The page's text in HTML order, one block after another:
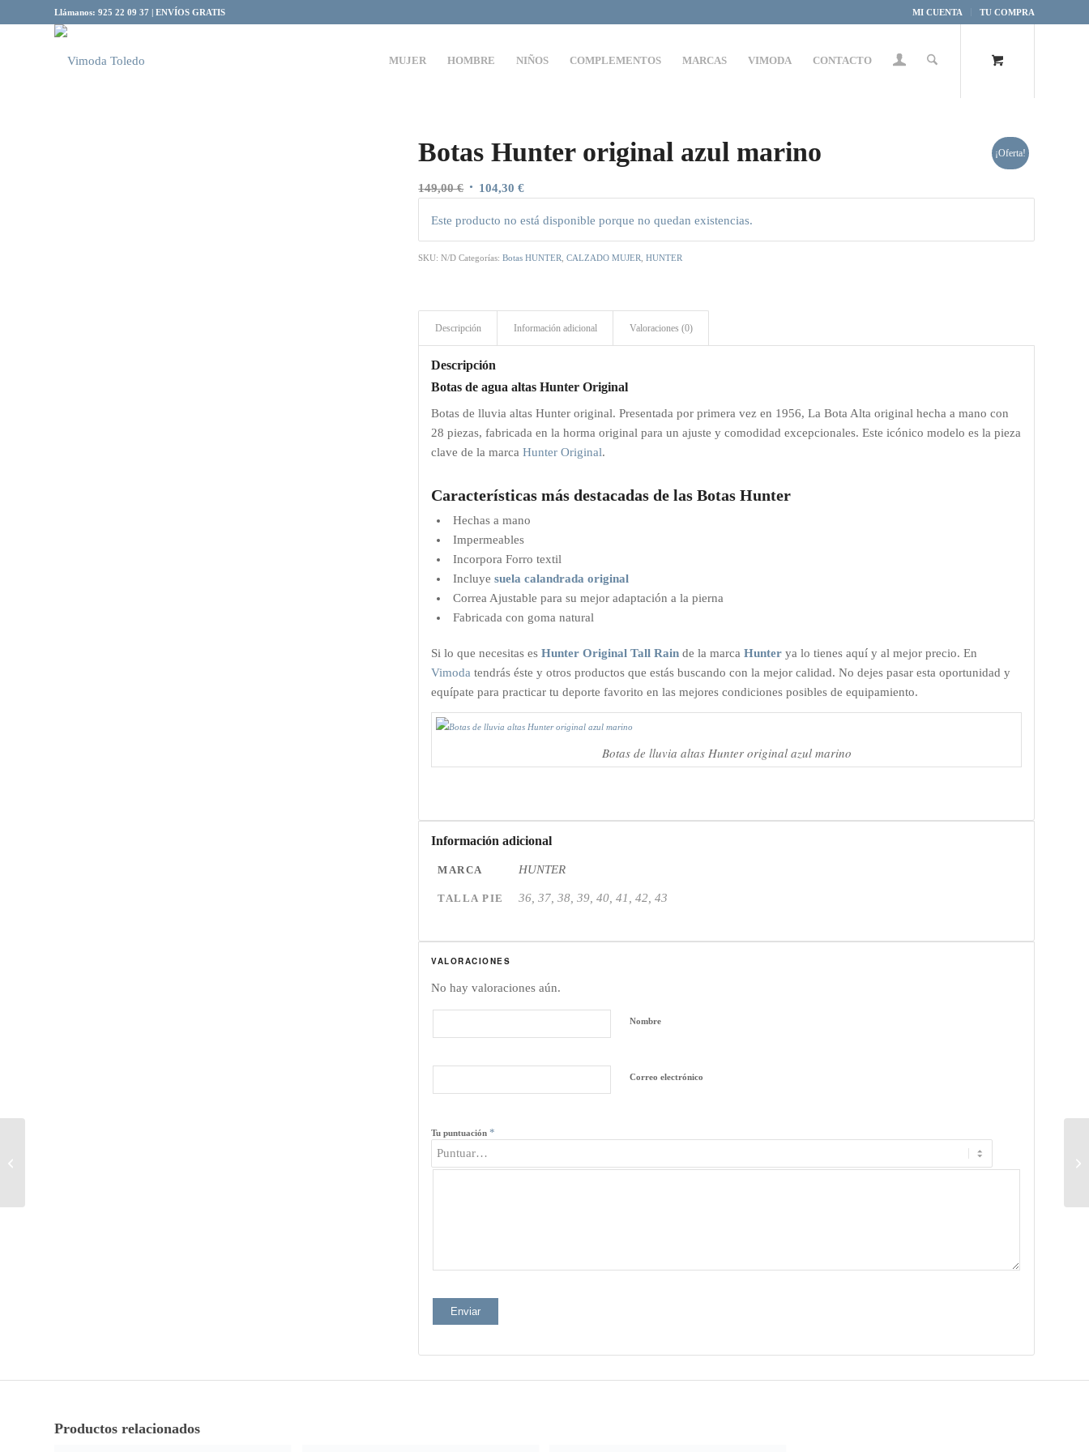
MI CUENTA TU COMPRA
Llámanos: 925 22 09 37 | ENVÍOS GRATIS
MUJER HOMBRE NIÑOS COMPLEMENTOS MARCAS VIMODA CONTACTO
¡Oferta!
Botas Hunter original azul marino
149,00€ El
original
era:
149,00 €.
104,30€El
actual
es:
104,30 €.
Este producto no está disponible porque no quedan existencias.
SKU:N/D Categorías:Botas HUNTER ,CALZADO MUJER ,HUNTER
Descripción Información adicional Valoraciones (0)
Descripción
Botas de agua altas Hunter Original
Botas de lluvia altas Hunter original. Presentada por primera vez en 1956, La Bota Alta original hecha a mano con
28 piezas, fabricada en la horma original para un ajuste y comodidad excepcionales. Este icónico modelo es la pieza
clave de la marcaHunter Original.
Características más destacadas de las Botas Hunter
Hechas a mano
Impermeables
Incorpora Forro textil
Incluyesuela calandrada original
Correa Ajustable para su mejor adaptación a la pierna
Fabricada con goma natural
Si lo que necesitas esHunter Original Tall Rain de la marcaHunter ya lo tienes aquí y al mejor precio. En
Vimodatendrás éste y otros productos que estás buscando con la mejor calidad. No dejes pasar esta oportunidad y
equípate para practicar tu deporte favorito en las mejores condiciones posibles de equipamiento.
Botas de lluvia altas Hunter original azul marino
Información adicional
MARCA HUNTER
TALLA PIE 36, 37, 38, 39, 40, 41, 42, 43
VALORACIONES
No hay valoraciones aún.
Nombre
Correo electrónico
Tu puntuación*
Productos relacionados